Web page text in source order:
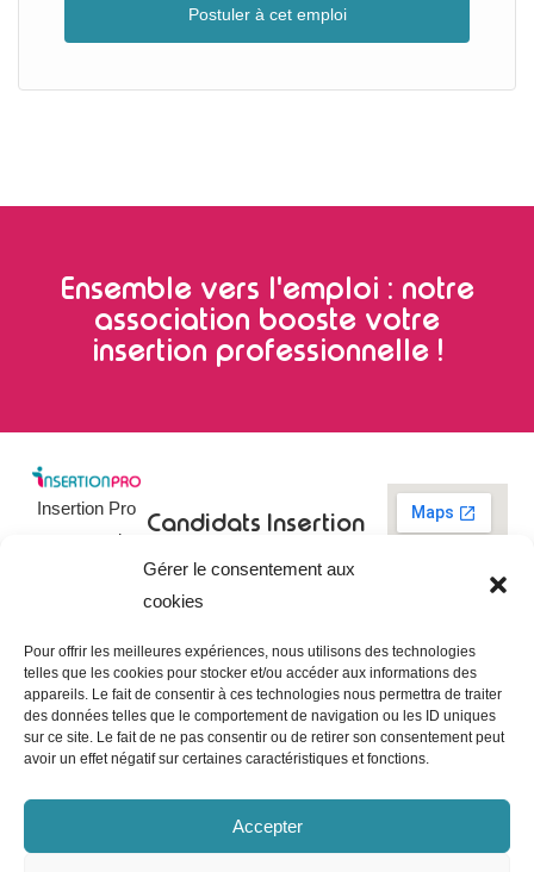
Gérer le consentement aux
cookies
Pour offrir les meilleures expériences, nous utilisons des technologies
telles que les cookies pour stocker et/ou accéder aux informations des
appareils. Le fait de consentir à ces technologies nous permettra de traiter
des données telles que le comportement de navigation ou les ID uniques
sur ce site. Le fait de ne pas consentir ou de retirer son consentement peut
avoir un effet négatif sur certaines caractéristiques et fonctions.
Accepter
Postuler à cet emploi
Ensemble vers l'emploi : notre
association booste votre
insertion professionnelle !
Insertion Pro
est une action
pour
l’Insertion
Professionnelle ,
dédiée à
l’insertion et
Candidats
emploi
Tableau de
bord du
candidat
Entreprises
Poster une
entreprises
Insertion
09 73 03 78
Contact
CGU
Mentions
légales
confidentialité
Politique de